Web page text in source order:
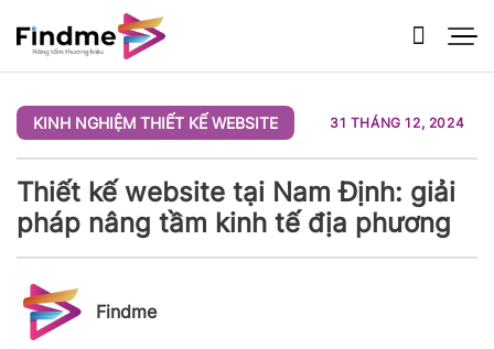
qua
nội
KINH NGHIỆM THIẾT KẾ WEBSITE 31 THÁNG 12, 2024
Thiết kế website tại Nam Định: giải
pháp nâng tầm kinh tế địa phương
Findme